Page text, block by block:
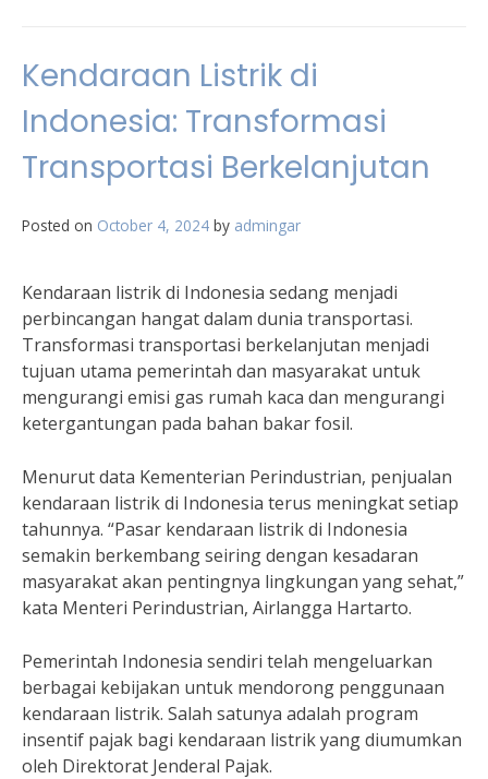
Kendaraan Listrik di
Indonesia: Transformasi
Transportasi Berkelanjutan
Posted on October 4, 2024 by admingar
Kendaraan listrik di Indonesia sedang menjadi
perbincangan hangat dalam dunia transportasi.
Transformasi transportasi berkelanjutan menjadi
tujuan utama pemerintah dan masyarakat untuk
mengurangi emisi gas rumah kaca dan mengurangi
ketergantungan pada bahan bakar fosil.
Menurut data Kementerian Perindustrian, penjualan
kendaraan listrik di Indonesia terus meningkat setiap
tahunnya. “Pasar kendaraan listrik di Indonesia
semakin berkembang seiring dengan kesadaran
masyarakat akan pentingnya lingkungan yang sehat,”
kata Menteri Perindustrian, Airlangga Hartarto.
Pemerintah Indonesia sendiri telah mengeluarkan
berbagai kebijakan untuk mendorong penggunaan
kendaraan listrik. Salah satunya adalah program
insentif pajak bagi kendaraan listrik yang diumumkan
oleh Direktorat Jenderal Pajak.